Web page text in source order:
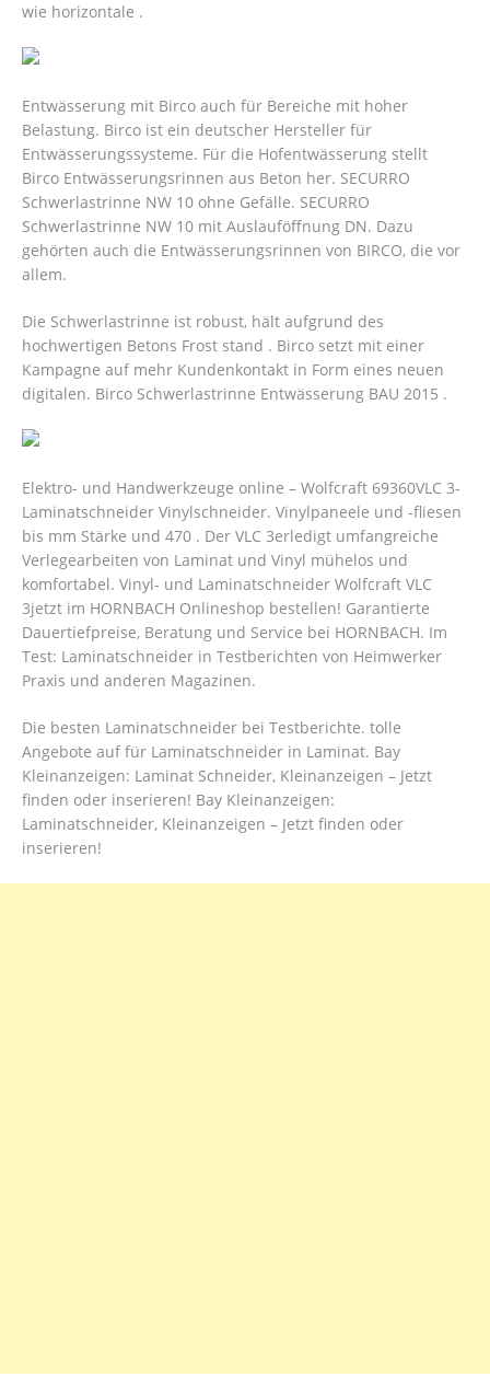
wie horizontale .
Entwässerung mit Birco auch für Bereiche mit hoher
Belastung. Birco ist ein deutscher Hersteller für
Entwässerungssysteme. Für die Hofentwässerung stellt
Birco Entwässerungsrinnen aus Beton her. SECURRO
Schwerlastrinne NW 10 ohne Gefälle. SECURRO
Schwerlastrinne NW 10 mit Auslauföffnung DN. Dazu
gehörten auch die Entwässerungsrinnen von BIRCO, die vor
allem.
Die Schwerlastrinne ist robust, hält aufgrund des
hochwertigen Betons Frost stand . Birco setzt mit einer
Kampagne auf mehr Kundenkontakt in Form eines neuen
digitalen. Birco Schwerlastrinne Entwässerung BAU 2015 .
Elektro- und Handwerkzeuge online – Wolfcraft 69360VLC 3-
Laminatschneider Vinylschneider. Vinylpaneele und -fliesen
bis mm Stärke und 470 . Der VLC 3erledigt umfangreiche
Verlegearbeiten von Laminat und Vinyl mühelos und
komfortabel. Vinyl- und Laminatschneider Wolfcraft VLC
3jetzt im HORNBACH Onlineshop bestellen! Garantierte
Dauertiefpreise, Beratung und Service bei HORNBACH. Im
Test: Laminatschneider in Testberichten von Heimwerker
Praxis und anderen Magazinen.
Die besten Laminatschneider bei Testberichte. tolle
Angebote auf für Laminatschneider in Laminat. Bay
Kleinanzeigen: Laminat Schneider, Kleinanzeigen – Jetzt
finden oder inserieren! Bay Kleinanzeigen:
Laminatschneider, Kleinanzeigen – Jetzt finden oder
inserieren!